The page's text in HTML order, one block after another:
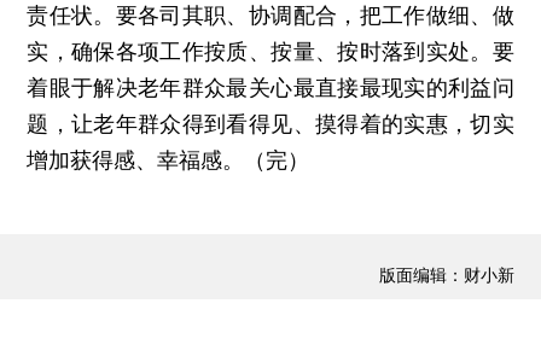
责任状。要各司其职、协调配合，把工作做细、做
实，确保各项工作按质、按量、按时落到实处。要
着眼于解决老年群众最关心最直接最现实的利益问
题，让老年群众得到看得见、摸得着的实惠，切实
增加获得感、幸福感。（完）
版面编辑：财小新